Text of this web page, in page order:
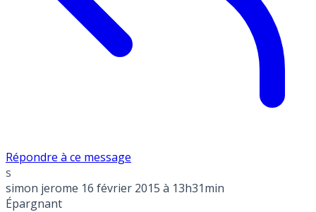
Répondre à ce message
s
simon jerome 16 février 2015 à 13h31min
Épargnant